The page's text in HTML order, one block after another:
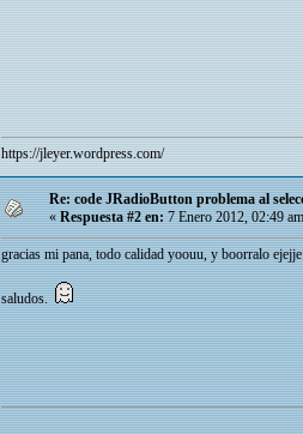
https://jleyer.wordpress.com/
Re: code JRadioButton problema al
«Respuesta #2 en:7 Enero 2012, 02:49
gracias mi pana, todo calidad yoouu, y boorralo ejejje
saludos.